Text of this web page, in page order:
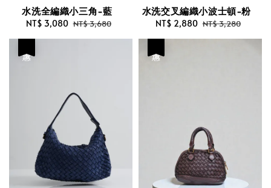
水洗全編織小三角-藍
Sale
price
NT$ 3,080 Regular
price
NT$ 3,680
水洗交叉編織小波士頓-粉
Sale
price
NT$ 2,880 Regular
price
NT$ 3,280